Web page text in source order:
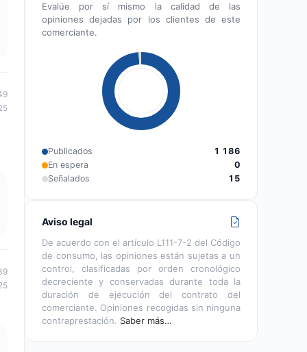
Evalúe por sí mismo la calidad de las
opiniones dejadas por los clientes de este
comerciante.
Publicados
1 186
En espera
0
Señalados
15
Aviso legal
De acuerdo con el artículo L111-7-2 del Código
de consumo, las opiniones están sujetas a un
control, clasificadas por orden cronológico
decreciente y conservadas durante toda la
duración de ejecución del contrato del
comerciante. Opiniones recogidas sin ninguna
contraprestación. Saber más…